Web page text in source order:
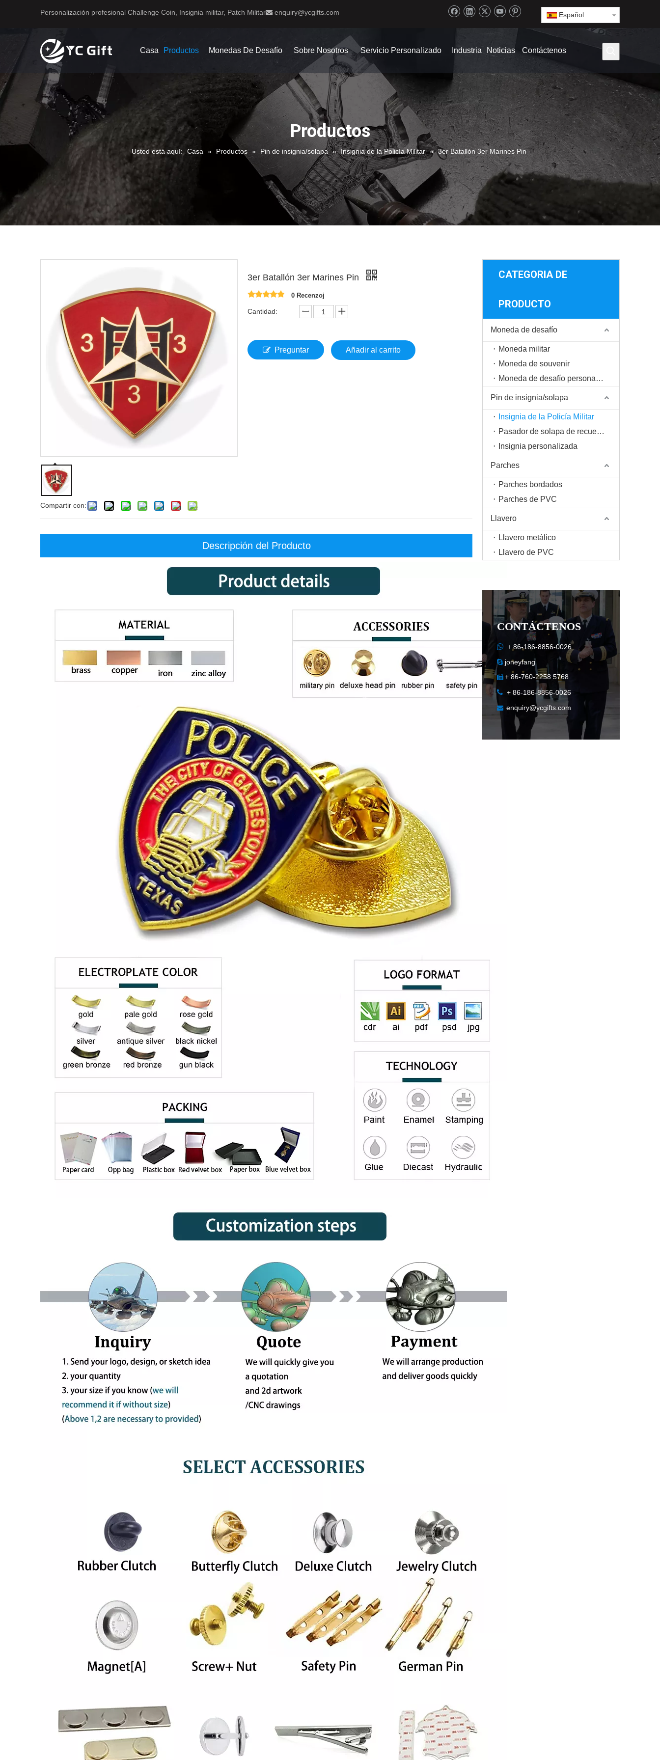
Personalización profesional Challenge Coin, Insignia militar, Patch Militar enquiry@ycgifts.com Español
Casa Productos Monedas De Desafío Sobre Nosotros Servicio Personalizado Industria Noticias Contáctenos
Productos
Usted está aquí: Casa » Productos » Pin de insignia/solapa » Insignia de la Policía Militar » 3er Batallón 3er Marines Pin
Compartir con:
3er Batallón 3er Marines Pin
0 Recenzoj
Cantidad:
Preguntar Añadir al carrito
Descripción del Producto
CATEGORIA DE
PRODUCTO
Moneda de desafío
Moneda militar
Moneda de souvenir
Moneda de desafío personalizada
Pin de insignia/solapa
Insignia de la Policía Militar
Pasador de solapa de recuerdo
Insignia personalizada
Parches
Parches bordados
Parches de PVC
Llavero
Llavero metálico
Llavero de PVC
CONTÁCTENOS
 + 86-186-8856-0026
 joneyfang
 + 86-760-2258 5768
 + 86-186-8856-0026
 enquiry@ycgifts.com